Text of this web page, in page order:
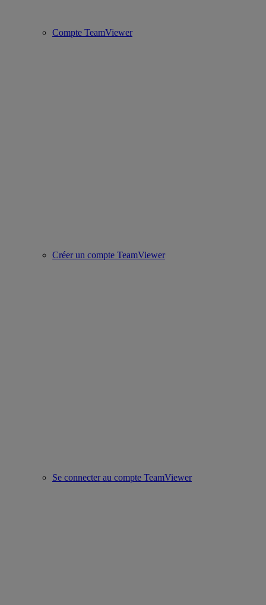
Compte TeamViewer
Créer un compte TeamViewer
Se connecter au compte TeamViewer